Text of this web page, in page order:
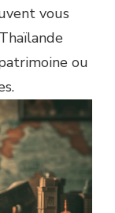
vous
ou